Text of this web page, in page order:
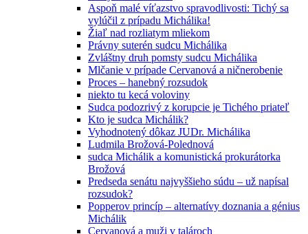
Aspoň malé víťazstvo spravodlivosti: Tichý sa
vylúčil z prípadu Michálika!
Žiaľ nad rozliatym mliekom
Právny suterén sudcu Michálika
Zvláštny druh pomsty sudcu Michálika
Mlčanie v prípade Cervanová a ničnerobenie
Proces – hanebný rozsudok
niekto tu kecá voloviny
Sudca podozrivý z korupcie je Tichého priateľ
Kto je sudca Michálik?
Vyhodnotený dôkaz JUDr. Michálika
Ludmila Brožová-Polednová
sudca Michálik a komunistická prokurátorka
Brožová
Predseda senátu najvyššieho súdu – už napísal
rozsudok?
Popperov princíp – alternatívy doznania a génius
Michálik
Cervanová a muži v talároch